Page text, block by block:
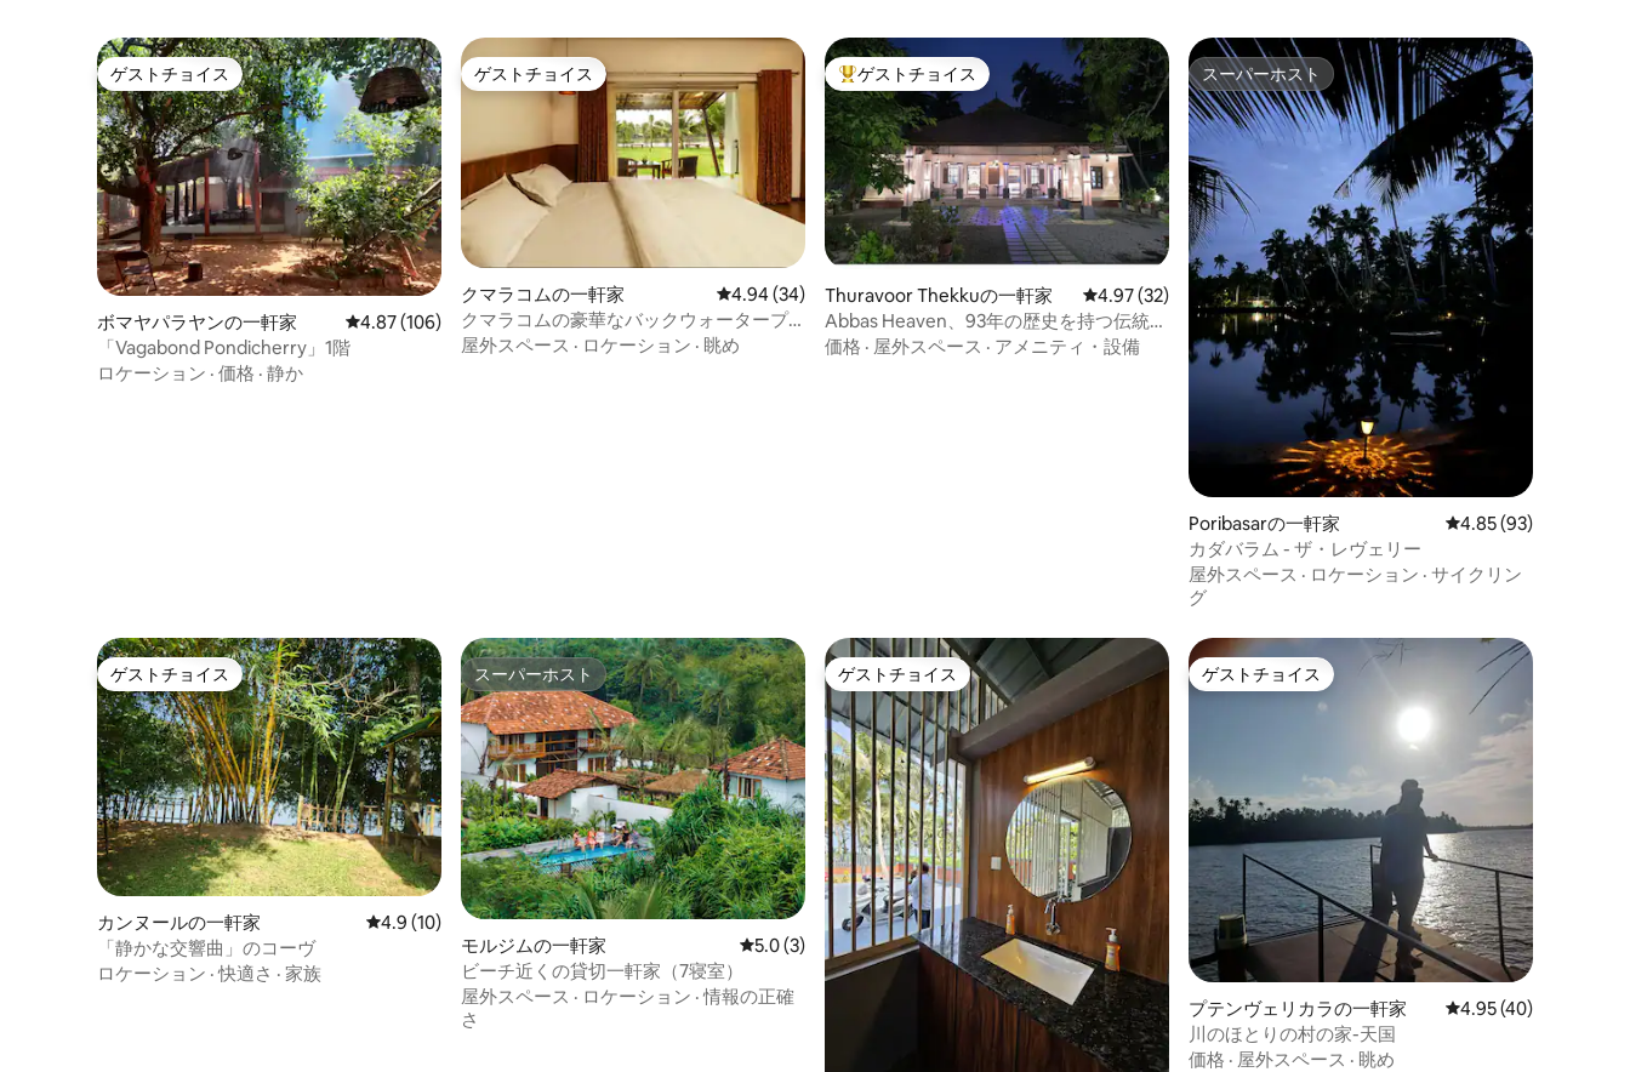
ゲストチョイス
ゲストチョイス
ボマヤパラヤンの一軒家 レビュー106件、5つ星中4.87つ星の平均評価
4.87 (106)
「Vagabond Pondicherry」1階
ロケーション · 価格 · 静か
ゲストチョイス
ゲストチョイス
クマラコムの一軒家 レビュー34件、5つ星中4.94つ星の平均評価
4.94 (34)
クマラコムの豪華なバックウォータープ
ロパティ（プール付き）
屋外スペース · ロケーション · 眺め
大好評のゲストチョイスです。
ゲストチョイス
Thuravoor Thekkuの一軒家 レビュー32件、5つ星中4.97つ星の平均評価
4.97 (32)
Abbas Heaven、93年の歴史を持つ伝統的
な家。
価格 · 屋外スペース · アメニティ・設備
スーパーホスト
スーパーホスト
Poribasarの一軒家 レビュー93件、5つ星
4.85 (93)
カダバラム - ザ・レヴェリー
屋外スペース · ロケーション · サイクリン
グ
ゲストチョイス
ゲストチョイス
カンヌールの一軒家 レビュー10件、5つ星中4.9つ星の平均評価
4.9 (10)
「静かな交響曲」のコーヴ
ロケーション ·快適さ · 家族
スーパーホスト
スーパーホスト
モルジムの一軒家 レビュー3件、5つ星中5.0つ星の平均評価
5.0 (3)
ビーチ近くの貸切一軒家（7寝室）
屋外スペース · ロケーション ·情報の正確
さ
ゲストチョイス
ゲストチョイス ゲストチョイス
ゲストチョイス
プテンヴェリカラの一軒家 レビュー40件、5つ
4.95 (40)
川のほとりの村の家-天国
価格 · 屋外スペース · 眺め